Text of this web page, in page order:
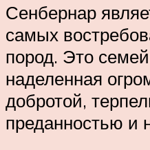
Сенбернар
самых
пород. Это
наделенная
добротой,
преданностью и